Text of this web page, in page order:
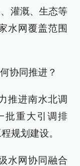
灌溉、生态等
水网覆盖范围
协同推进？
推进南水北调
批重大引调排
规划建设。
水网协同融合